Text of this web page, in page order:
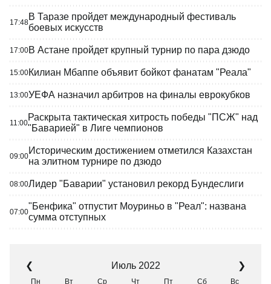
17:48
В Таразе пройдет международный фестиваль
боевых искусств
17:00В Астане пройдет крупный турнир по пара дзюдо
15:00Килиан Мбаппе объявит бойкот фанатам "Реала"
13:00УЕФА назначил арбитров на финалы еврокубков
11:00
Раскрыта тактическая хитрость победы "ПСЖ" над
"Баварией" в Лиге чемпионов
09:00
Историческим достижением отметился Казахстан
на элитном турнире по дзюдо
08:00Лидер "Баварии" установил рекорд Бундеслиги
07:00
"Бенфика" отпустит Моуриньо в "Реал": названа
сумма отступных
❮ Июль 2022 ❯
Пн Вт Ср Чт Пт Сб Вс